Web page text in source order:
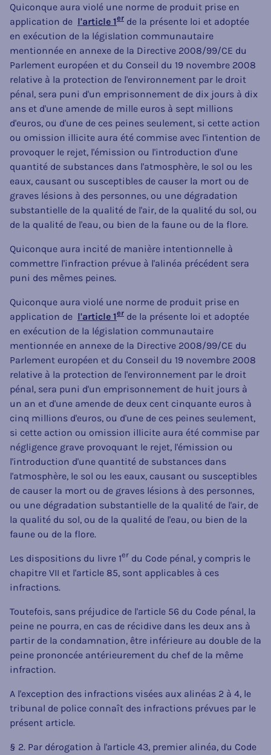
Quiconque aura violé une norme de produit prise en
application de l'article 1er de la présente loi et adoptée
en exécution de la législation communautaire
mentionnée en annexe de la Directive 2008/99/CE du
Parlement européen et du Conseil du 19 novembre 2008
relative à la protection de l'environnement par le droit
pénal, sera puni d'un emprisonnement de dix jours à dix
ans et d'une amende de mille euros à sept millions
d'euros, ou d'une de ces peines seulement, si cette action
ou omission illicite aura été commise avec l'intention de
provoquer le rejet, l'émission ou l'introduction d'une
quantité de substances dans l'atmosphère, le sol ou les
eaux, causant ou susceptibles de causer la mort ou de
graves lésions à des personnes, ou une dégradation
substantielle de la qualité de l'air, de la qualité du sol, ou
de la qualité de l'eau, ou bien de la faune ou de la flore.
Quiconque aura incité de manière intentionnelle à
commettre l'infraction prévue à l'alinéa précédent sera
puni des mêmes peines.
Quiconque aura violé une norme de produit prise en
application de l'article 1er de la présente loi et adoptée
en exécution de la législation communautaire
mentionnée en annexe de la Directive 2008/99/CE du
Parlement européen et du Conseil du 19 novembre 2008
relative à la protection de l'environnement par le droit
pénal, sera puni d'un emprisonnement de huit jours à
un an et d'une amende de deux cent cinquante euros à
cinq millions d'euros, ou d'une de ces peines seulement,
si cette action ou omission illicite aura été commise par
négligence grave provoquant le rejet, l'émission ou
l'introduction d'une quantité de substances dans
l'atmosphère, le sol ou les eaux, causant ou susceptibles
de causer la mort ou de graves lésions à des personnes,
ou une dégradation substantielle de la qualité de l'air, de
la qualité du sol, ou de la qualité de l'eau, ou bien de la
faune ou de la flore.
Les dispositions du livre 1er du Code pénal, y compris le
chapitre VII et l'article 85, sont applicables à ces
infractions.
Toutefois, sans préjudice de l'article 56 du Code pénal, la
peine ne pourra, en cas de récidive dans les deux ans à
partir de la condamnation, être inférieure au double de la
peine prononcée antérieurement du chef de la même
infraction.
A l'exception des infractions visées aux alinéas 2 à 4, le
tribunal de police connaît des infractions prévues par le
présent article.
§ 2. Par dérogation à l'article 43, premier alinéa, du Code